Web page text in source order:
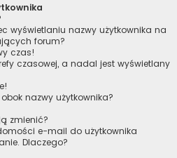
wyświetlaniu nazwy użytkownika na
forum?
czas!
czasowej, a nadal jest wyświetlany
nazwy użytkownika?
zmienić?
e-mail do użytkownika
Dlaczego?